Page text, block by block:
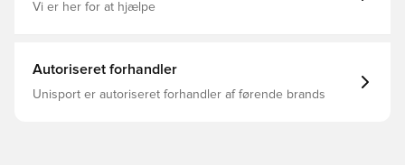
Vi er her for at hjælpe
Autoriseret forhandler
Unisport er autoriseret forhandler af førende brands